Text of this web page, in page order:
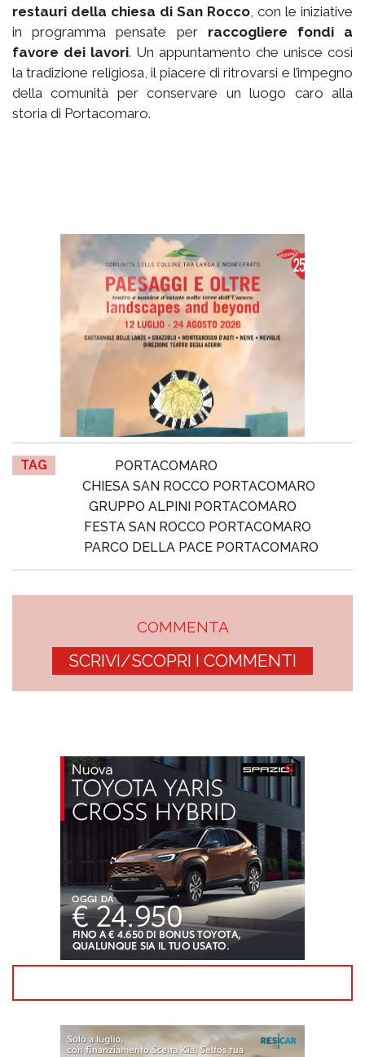
restauri della chiesa di San Rocco , con le iniziative
in programma pensate per raccogliere fondi a
favore dei lavori. Un appuntamento che unisce così
la tradizione religiosa, il piacere di ritrovarsi e l’impegno
della comunità per conservare un luogo caro alla
storia di Portacomaro.
TAG
PORTACOMARO
CHIESA SAN ROCCO PORTACOMARO
GRUPPO ALPINI PORTACOMARO
FESTA SAN ROCCO PORTACOMARO
PARCO DELLA PACE PORTACOMARO
COMMENTA
SCRIVI/SCOPRI I COMMENTI